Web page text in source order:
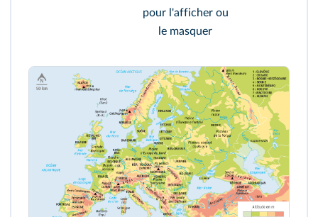
pour l'afficher ou
le masquer